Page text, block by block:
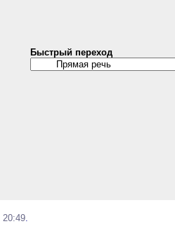
Быстрый переход
20:49.